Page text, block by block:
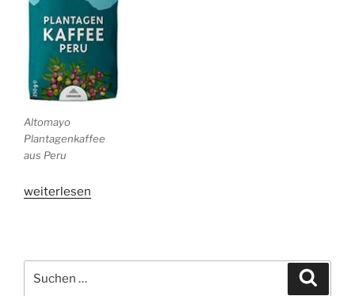
Altomayo
Plantagenkaffee
aus Peru
„Altomayo
Kaffee
aus
weiterlesen
nach: